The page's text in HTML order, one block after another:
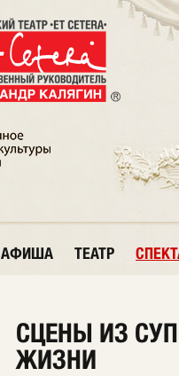
АФИША ТЕАТР
СЦЕНЫ ИЗ
ЖИЗНИ